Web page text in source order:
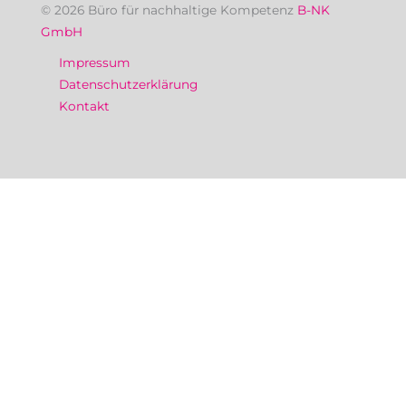
© 2026 Büro für nachhaltige Kompetenz B-NK
GmbH
Impressum
Datenschutzerklärung
Kontakt